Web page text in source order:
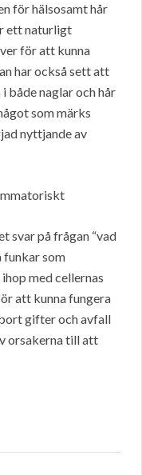
för hälsosamt hår
ett naturligt
för att kunna
har också sett att
både naglar och hår
som märks
nyttjande av
svar på frågan “vad
funkar som
med cellernas
att kunna fungera
gifter och avfall
orsakerna till att